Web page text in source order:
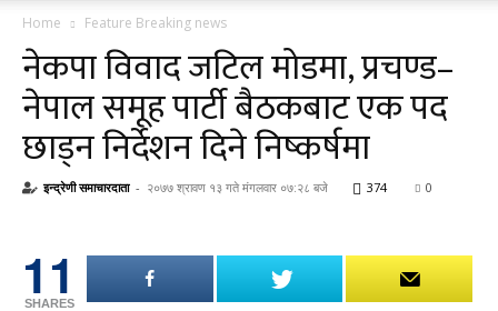
Home Feature Breaking news
नेकपा विवाद जटिल मोडमा, प्रचण्ड–
नेपाल समूह पार्टी बैठकबाट एक पद
छाड्न निर्देशन दिने निष्कर्षमा
इन्द्रेणी समाचारदाता - २०७७ श्रावण १३ गते मंगलवार ०७:२८ बजे 374 0
11
SHARES